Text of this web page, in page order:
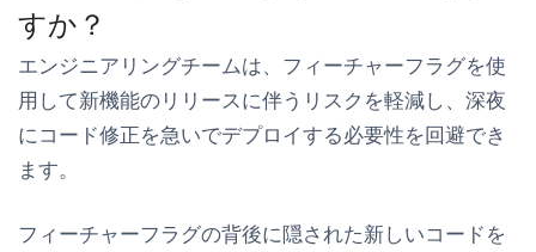
すか？
エンジニアリングチームは、フィーチャーフラグを使
用して新機能のリリースに伴うリスクを軽減し、深夜
にコード修正を急いでデプロイする必要性を回避でき
ます。
フィーチャーフラグの背後に隠された新しいコードを